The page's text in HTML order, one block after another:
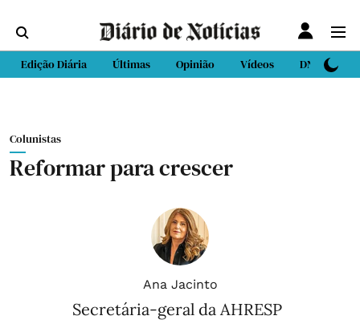
Edição Diária Últimas Opinião Vídeos DN Sport
Colunistas
Reformar para crescer
Ana Jacinto
Secretária-geral da AHRESP